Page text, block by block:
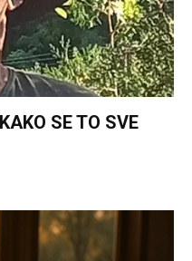
SE TO SVE